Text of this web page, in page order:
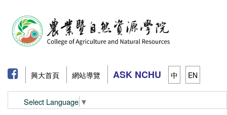
興大首頁 網站導覽 ASK NCHU 中 EN
Select Language ▼